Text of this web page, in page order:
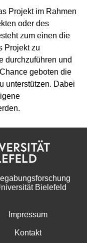
Projekt im Rahmen
oder des
zum einen die
Projekt zu
durchzuführen und
geboten die
unterstützen. Dabei
Bielefeld
Impressum
Kontakt